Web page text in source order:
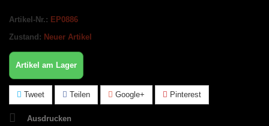
Artikel-Nr.: EP0886
Zustand: Neuer Artikel
Artikel am Lager
Tweet Teilen Google+ Pinterest
Ausdrucken